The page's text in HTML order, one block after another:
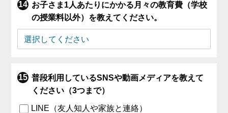
お子さま1人あたりにかかる月々の教育費（学校
の授業料以外）を教えてください。
普段利用しているSNSや動画メディアを教えて
ください（3つまで）
LINE（友人知人や家族と連絡）